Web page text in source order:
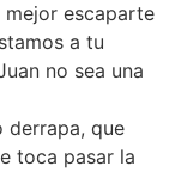
escaparte
a tu
no sea una
derrapa, que
toca pasar la